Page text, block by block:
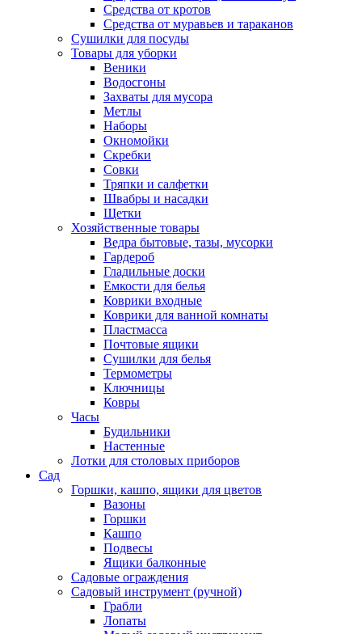
Средства от кротов
Средства от муравьев и тараканов
Сушилки для посуды
Товары для уборки
Веники
Водосгоны
Захваты для мусора
Метлы
Наборы
Окномойки
Скребки
Совки
Тряпки и салфетки
Швабры и насадки
Щетки
Хозяйственные товары
Ведра бытовые, тазы, мусорки
Гардероб
Гладильные доски
Емкости для белья
Коврики входные
Коврики для ванной комнаты
Пластмасса
Почтовые ящики
Сушилки для белья
Термометры
Ключницы
Ковры
Часы
Будильники
Настенные
Лотки для столовых приборов
Сад
Горшки, кашпо, ящики для цветов
Вазоны
Горшки
Кашпо
Подвесы
Ящики балконные
Садовые ограждения
Садовый инструмент (ручной)
Грабли
Лопаты